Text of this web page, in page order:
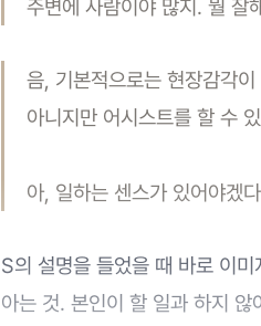
주변에 사람이야 많지. 뭘 잘
음, 기본적으로는 현장감각
아니지만 어시스트를 할 수
아, 일하는 센스가 있어야겠
S의 설명을 들었을 때 바로 이
아는 것. 본인이 할 일과 하지